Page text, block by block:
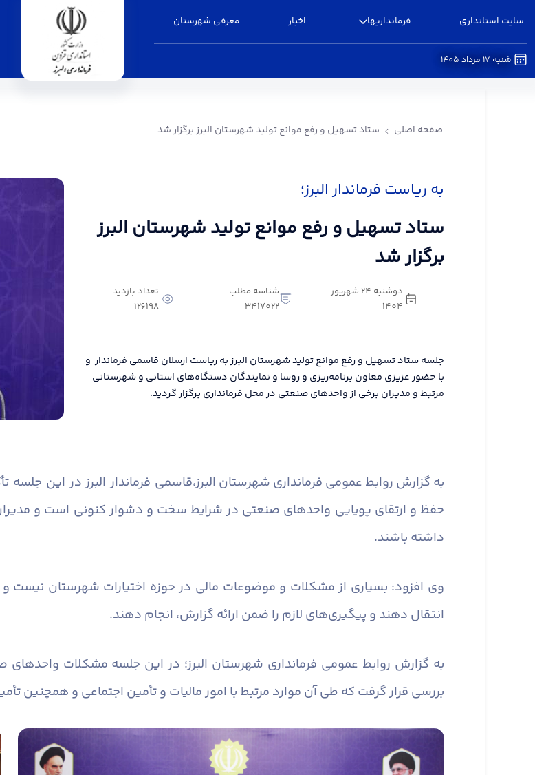
سایت استانداری فرمانداریها اخبار معرفی شهرستان
شنبه 17 مرداد 1405
صفحه اصلی ستاد تسهیل و رفع موانع تولید شهرستان البرز برگزار شد
به ریاست فرماندار البرز؛
ستاد تسهیل و رفع موانع تولید شهرستان البرز
برگزار شد
دوشنبه 24 شهریور
1404
شناسه مطلب:
3417022
تعداد بازدید :
126198
جلسه ستاد تسهیل و رفع موانع تولید شهرستان البرز به ریاست ارسلان قاسمی فرماندار و
با حضور عزیزی معاون برنامه‌ریزی و روسا و نمایندگان دستگاه‌های استانی و شهرستانی
مرتبط و مدیران برخی از واحدهای صنعتی در محل فرمانداری برگزار گردید.
به گزارش روابط عمومی فرمانداری شهرستان البرز،قاسمی فرماندار البرز در این
حفظ و ارتقای پویایی واحدهای صنعتی در شرایط سخت و دشوار کنونی است و
داشته باشند.
وی افزود: بسیاری از مشکلات و موضوعات مالی در حوزه اختیارات شهرستان نیست
انتقال دهند و پیگیری‌های لازم را ضمن ارائه گزارش، انجام دهند.
به گزارش روابط عمومی فرمانداری شهرستان البرز؛ در این جلسه مشکلات
بررسی قرار گرفت که طی آن موارد مرتبط با امور مالیات و تأمین اجتماعی و همچنین